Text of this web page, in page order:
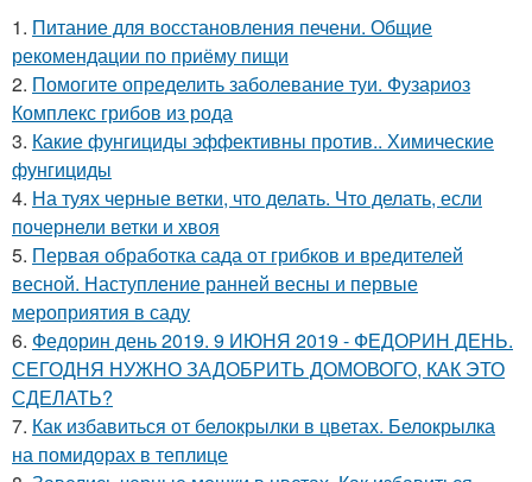
1. Питание для восстановления печени. Общие
рекомендации по приёму пищи
2. Помогите определить заболевание туи. Фузариоз
Комплекс грибов из рода
3. Какие фунгициды эффективны против.. Химические
фунгициды
4. На туях черные ветки, что делать. Что делать, если
почернели ветки и хвоя
5. Первая обработка сада от грибков и вредителей
весной. Наступление ранней весны и первые
мероприятия в саду
6. Федорин день 2019. 9 ИЮНЯ 2019 - ФЕДОРИН ДЕНЬ.
СЕГОДНЯ НУЖНО ЗАДОБРИТЬ ДОМОВОГО, КАК ЭТО
СДЕЛАТЬ?
7. Как избавиться от белокрылки в цветах. Белокрылка
на помидорах в теплице